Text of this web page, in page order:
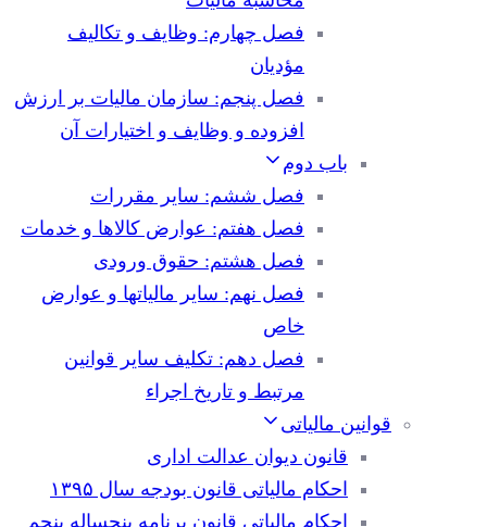
فصل چهارم: وظایف و تکالیف
مؤدیان
فصل پنجم: سازمان مالیات بر ارزش
افزوده و وظایف و اختیارات آن
باب دوم
فصل ششم: سایر مقررات
فصل هفتم: عوارض کالاها و خدمات
فصل هشتم: حقوق ورودی
فصل نهم: سایر مالیاتها و عوارض
خاص
فصل دهم: تکلیف سایر قوانین
مرتبط و تاریخ اجراء
قوانین مالیاتی
قانون دیوان عدالت اداری
احکام مالیاتی قانون بودجه سال ۱۳۹۵
احکام مالیاتی قانون برنامه پنجساله پنجم